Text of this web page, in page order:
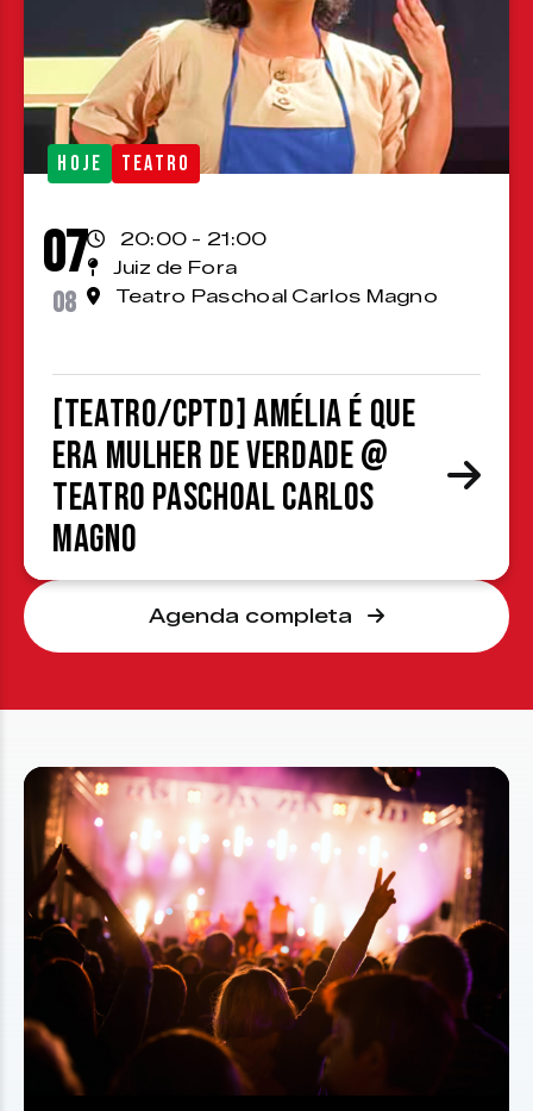
HOJE TEATRO
07
08
20:00 - 21:00
Juiz de Fora
Teatro Paschoal Carlos Magno
[TEATRO/CPTD] Amélia é que
era mulher de verdade @
Teatro Paschoal Carlos
Magno
Agenda completa